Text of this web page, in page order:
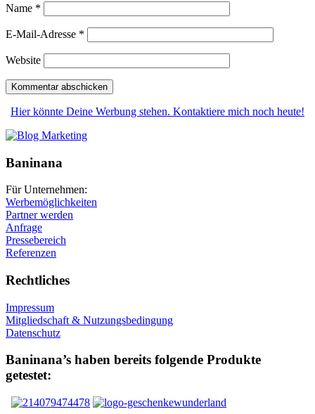
Name *
E-Mail-Adresse *
Website
Hier könnte Deine Werbung stehen. Kontaktiere mich noch heute!
Baninana
Für Unternehmen:
Werbemöglichkeiten
Partner werden
Anfrage
Pressebereich
Referenzen
Rechtliches
Impressum
Mitgliedschaft & Nutzungsbedingung
Datenschutz
Baninana’s haben bereits folgende Produkte
getestet: